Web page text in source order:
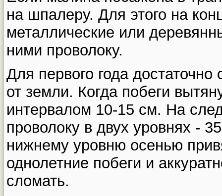
на шпалеру. Для этого на
металлические или
ними проволоку.
Для первого года
от земли. Когда побеги
интервалом 10-15 см. На
проволоку в двух уровнях -
нижнему уровню осенью
однолетние побеги и
сломать.